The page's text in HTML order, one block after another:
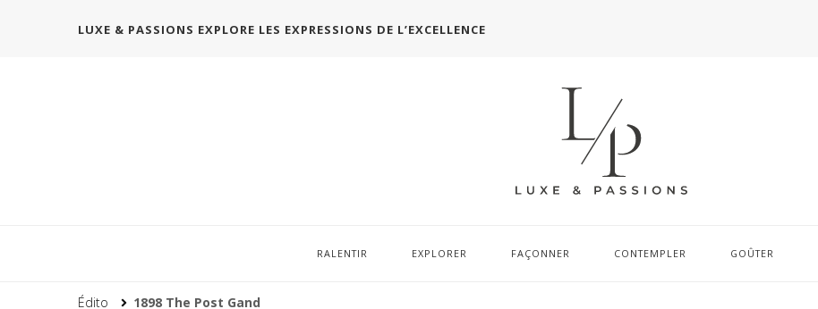
LUXE & PASSIONS EXPLORE LES EXPRESSIONS DE L’EXCELLENCE
RALENTIR EXPLORER FAÇONNER CONTEMPLER GOÛTER
Édito 1898 The Post Gand